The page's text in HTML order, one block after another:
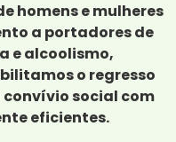
homens e mulheres
a portadores de
e alcoolismo,
o regresso
convívio social com
eficientes.